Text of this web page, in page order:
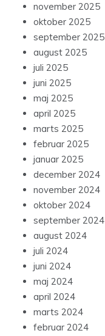
november 2025
oktober 2025
september 2025
august 2025
juli 2025
juni 2025
maj 2025
april 2025
marts 2025
februar 2025
januar 2025
december 2024
november 2024
oktober 2024
september 2024
august 2024
juli 2024
juni 2024
maj 2024
april 2024
marts 2024
februar 2024